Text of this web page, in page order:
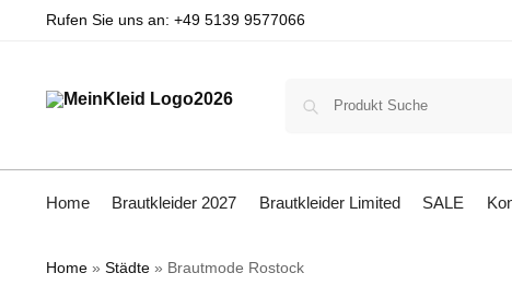
Rufen Sie uns an: +49 5139 9577066
Home Brautkleider 2027 Brautkleider Limited SALE
Home» Städte» Brautmode Rostock